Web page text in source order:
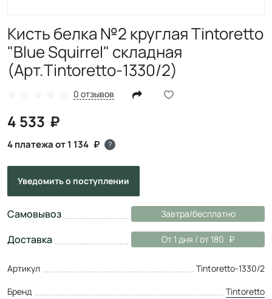
Кисть белка №2 круглая Tintoretto
"Blue Squirrel" складная
(Арт.Tintoretto-1330/2)
0 отзывов
4 533
4 платежа от 1 134 ?
Уведомитьо поступлении
Самовывоз Завтра/бесплатно
Доставка От 1 дня / от 180
Артикул
Tintoretto-1330/2
Бренд
Tintoretto